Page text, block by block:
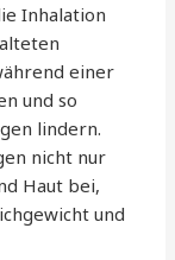
Inhalation
einer
und so
lindern.
nicht nur
Haut bei,
und